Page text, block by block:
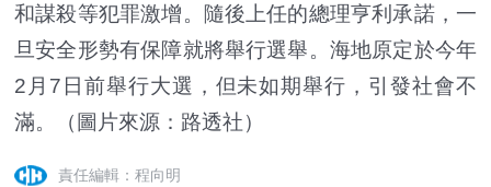
和謀殺等犯罪激增。隨後上任的總理亨利承諾，一
旦安全形勢有保障就將舉行選舉。海地原定於今年
2月7日前舉行大選，但未如期舉行，引發社會不
滿。（圖片來源：路透社）
責任編輯：程向明